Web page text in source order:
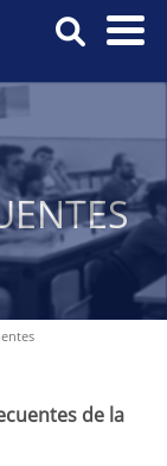
de la